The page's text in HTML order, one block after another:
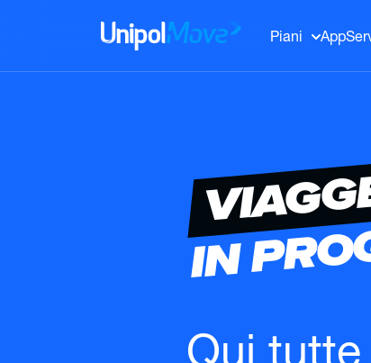
UnipolMove Piani App
IN